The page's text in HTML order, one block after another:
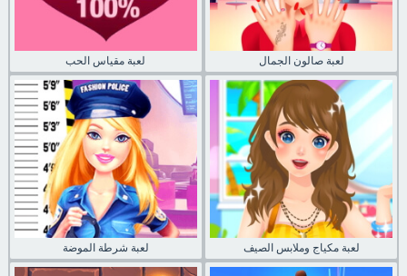
لعبة مقياس الحب لعبة صالون الجمال
لعبة شرطة الموضة لعبة مكياج وملابس الصيف